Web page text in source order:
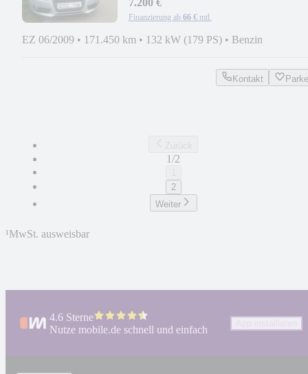
Finanzierung ab 66 € mtl.
EZ 06/2009 • 171.450 km • 132 kW (179 PS) • Benzin
Kontakt
1/2
2
Weiter
¹MwSt. ausweisbar
4.6 Sterne
Nutze mobile.de schnell und einfach